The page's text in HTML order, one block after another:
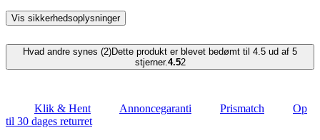
Vis sikkerhedsoplysninger
Hvad andre synes (2)Dette produkt er blevet bedømt til 4.5 ud af 5
stjerner.4.52
Klik & Hent Annoncegaranti Prismatch
Op
til 30 dages returret